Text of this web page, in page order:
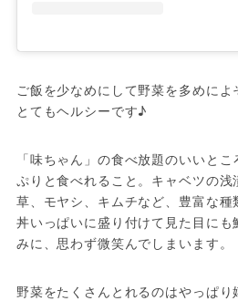
ご飯を少なめにして野菜を多めによ
とてもヘルシーです♪
「味ちゃん」の食べ放題のいいと
ぷりと食べれること。キャベツの浅
草、モヤシ、キムチなど、豊富な種
丼いっぱいに盛り付けて見た目に
みに、思わず微笑んでしまいます。
野菜をたくさんとれるのはやっぱ